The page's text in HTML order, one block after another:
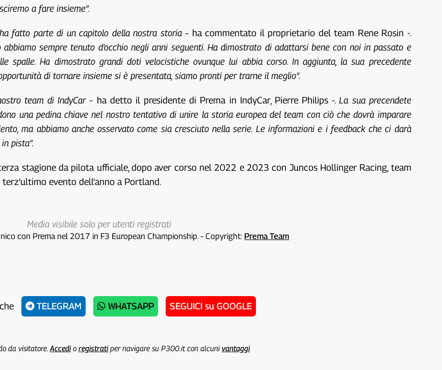
a fare insieme”.
fatto parte di un capitolo della nostra storia – ha commentato il proprietario del team Rene Rosin -.
sempre tenuto d’occhio negli anni seguenti. Ha dimostrato di adattarsi bene con noi in passato e
Ha dimostrato grandi doti velocistiche ovunque lui abbia corso. In aggiunta, la sua precedente
di tornare insieme si è presentata, siamo pronti per trarne il meglio”.
team di IndyCar – ha detto il presidente di Prema in IndyCar, Pierre Philips -.La sua precendete
una pedina chiave nel nostro tentativo di unire la storia europea del team con ciò che dovrà imparare
ma abbiamo anche osservato come sia cresciuto nella serie. Le informazioni e i feedback che ci darà
pista”.
stagione da pilota ufficiale, dopo aver corso nel 2022 e 2023 con Juncos Hollinger Racing, team
evento dell’anno a Portland.
Media visibile solo per utenti registrati
con Prema nel 2017 in F3 European Championship. – Copyright: Prema Team
TELEGRAM WHATSAPP SEGUICI su GOOGLE
da visitatore. Accedio registratiper navigare su P300.it con alcunivantaggi